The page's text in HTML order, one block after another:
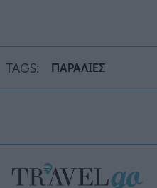
TAGS: ΠΑΡΑΛΙΕΣ